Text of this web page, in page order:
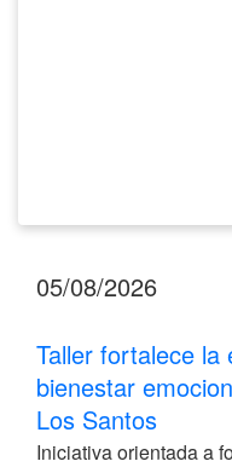
05/08/2026
Taller fortalece la
bienestar
Los Santos
Iniciativa orientada a